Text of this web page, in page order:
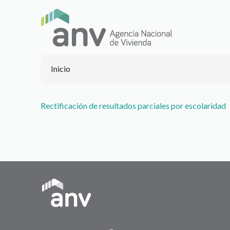
Inicio
Documento
Rectificación de resultados parciales por escolaridad